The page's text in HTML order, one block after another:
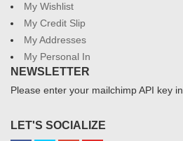
My Wishlist
My Credit Slip
My Addresses
My Personal In
NEWSLETTER
Please enter your mailchimp API key in
LET'S SOCIALIZE